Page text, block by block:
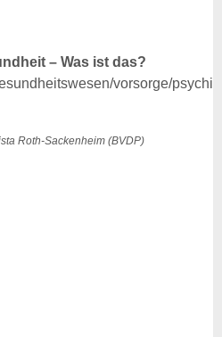
– Was ist das?
vorsorge/
Roth-Sackenheim (BVDP)